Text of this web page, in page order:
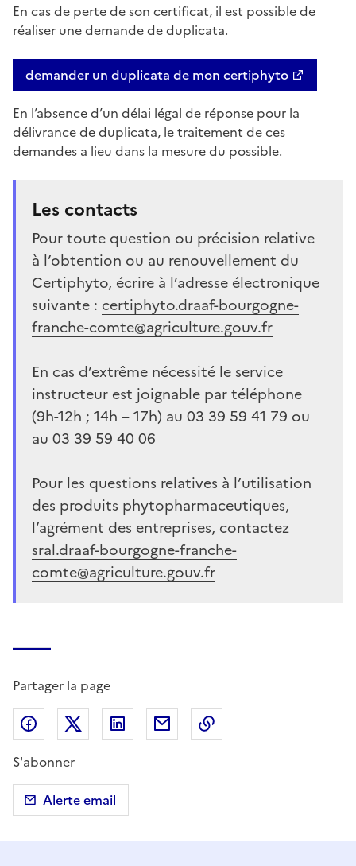
En cas de perte de son certificat, il est possible de
réaliser une demande de duplicata.
demander un duplicata de mon certiphyto
En l’absence d’un délai légal de réponse pour la
délivrance de duplicata, le traitement de ces
demandes a lieu dans la mesure du possible.
Les contacts
Pour toute question ou précision relative
à l’obtention ou au renouvellement du
Certiphyto, écrire à l’adresse électronique
suivante : certiphyto.draaf-bourgogne-
franche-comte@agriculture.gouv.fr
En cas d’extrême nécessité le service
instructeur est joignable par téléphone
(9h-12h ; 14h – 17h) au 03 39 59 41 79 ou
au 03 39 59 40 06
Pour les questions relatives à l’utilisation
des produits phytopharmaceutiques,
l’agrément des entreprises, contactez
sral.draaf-bourgogne-franche-
comte@agriculture.gouv.fr
Partager la page
Partager sur Facebook
Partager sur X (anciennement Twitter)
Partager sur LinkedIn
Partager par email
S'abonner
Alerte email